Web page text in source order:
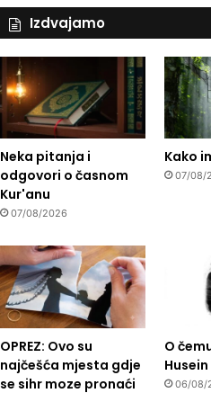
Izdvajamo
Neka pitanja i
odgovori o časnom
Kur'anu
07/08/2026
Kako
07/08/
OPREZ: Ovo su
najčešća mjesta gdje
se sihr moze pronaći
O
06/08/